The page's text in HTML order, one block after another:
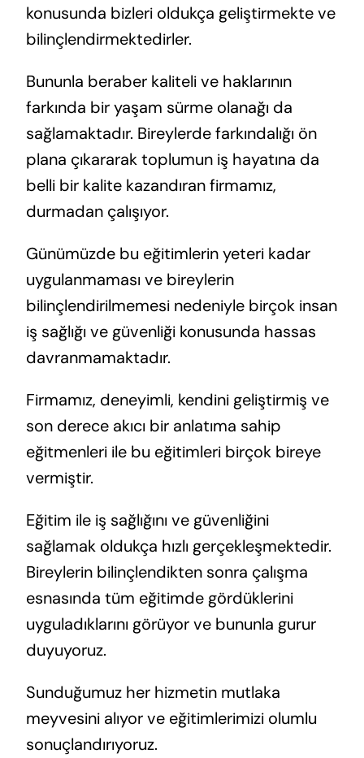
konusunda bizleri oldukça geliştirmekte ve
bilinçlendirmektedirler.
Bununla beraber kaliteli ve haklarının
farkında bir yaşam sürme olanağı da
sağlamaktadır. Bireylerde farkındalığı ön
plana çıkararak toplumun iş hayatına da
belli bir kalite kazandıran firmamız,
durmadan çalışıyor.
Günümüzde bu eğitimlerin yeteri kadar
uygulanmaması ve bireylerin
bilinçlendirilmemesi nedeniyle birçok insan
iş sağlığı ve güvenliği konusunda hassas
davranmamaktadır.
Firmamız, deneyimli, kendini geliştirmiş ve
son derece akıcı bir anlatıma sahip
eğitmenleri ile bu eğitimleri birçok bireye
vermiştir.
Eğitim ile iş sağlığını ve güvenliğini
sağlamak oldukça hızlı gerçekleşmektedir.
Bireylerin bilinçlendikten sonra çalışma
esnasında tüm eğitimde gördüklerini
uyguladıklarını görüyor ve bununla gurur
duyuyoruz.
Sunduğumuz her hizmetin mutlaka
meyvesini alıyor ve eğitimlerimizi olumlu
sonuçlandırıyoruz.